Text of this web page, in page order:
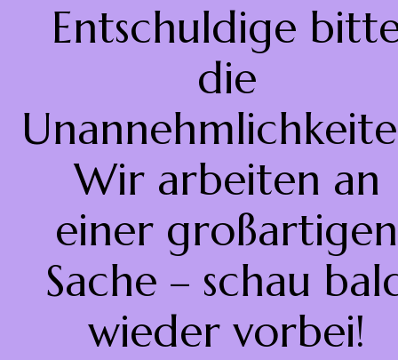
Entschuldige
die
Wir arbeiten an
einer großartigen
Sache – schau
wieder vorbei!